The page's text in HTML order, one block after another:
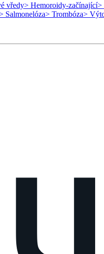
vředy> Hemoroidy-začínající>
Salmonelóza> Trombóza>